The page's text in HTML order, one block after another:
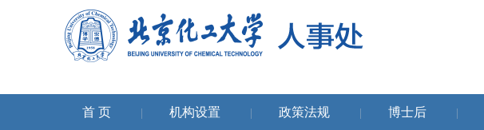
首 页 机构设置 政策法规 博士后